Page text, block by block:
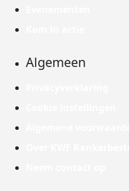
Algemeen